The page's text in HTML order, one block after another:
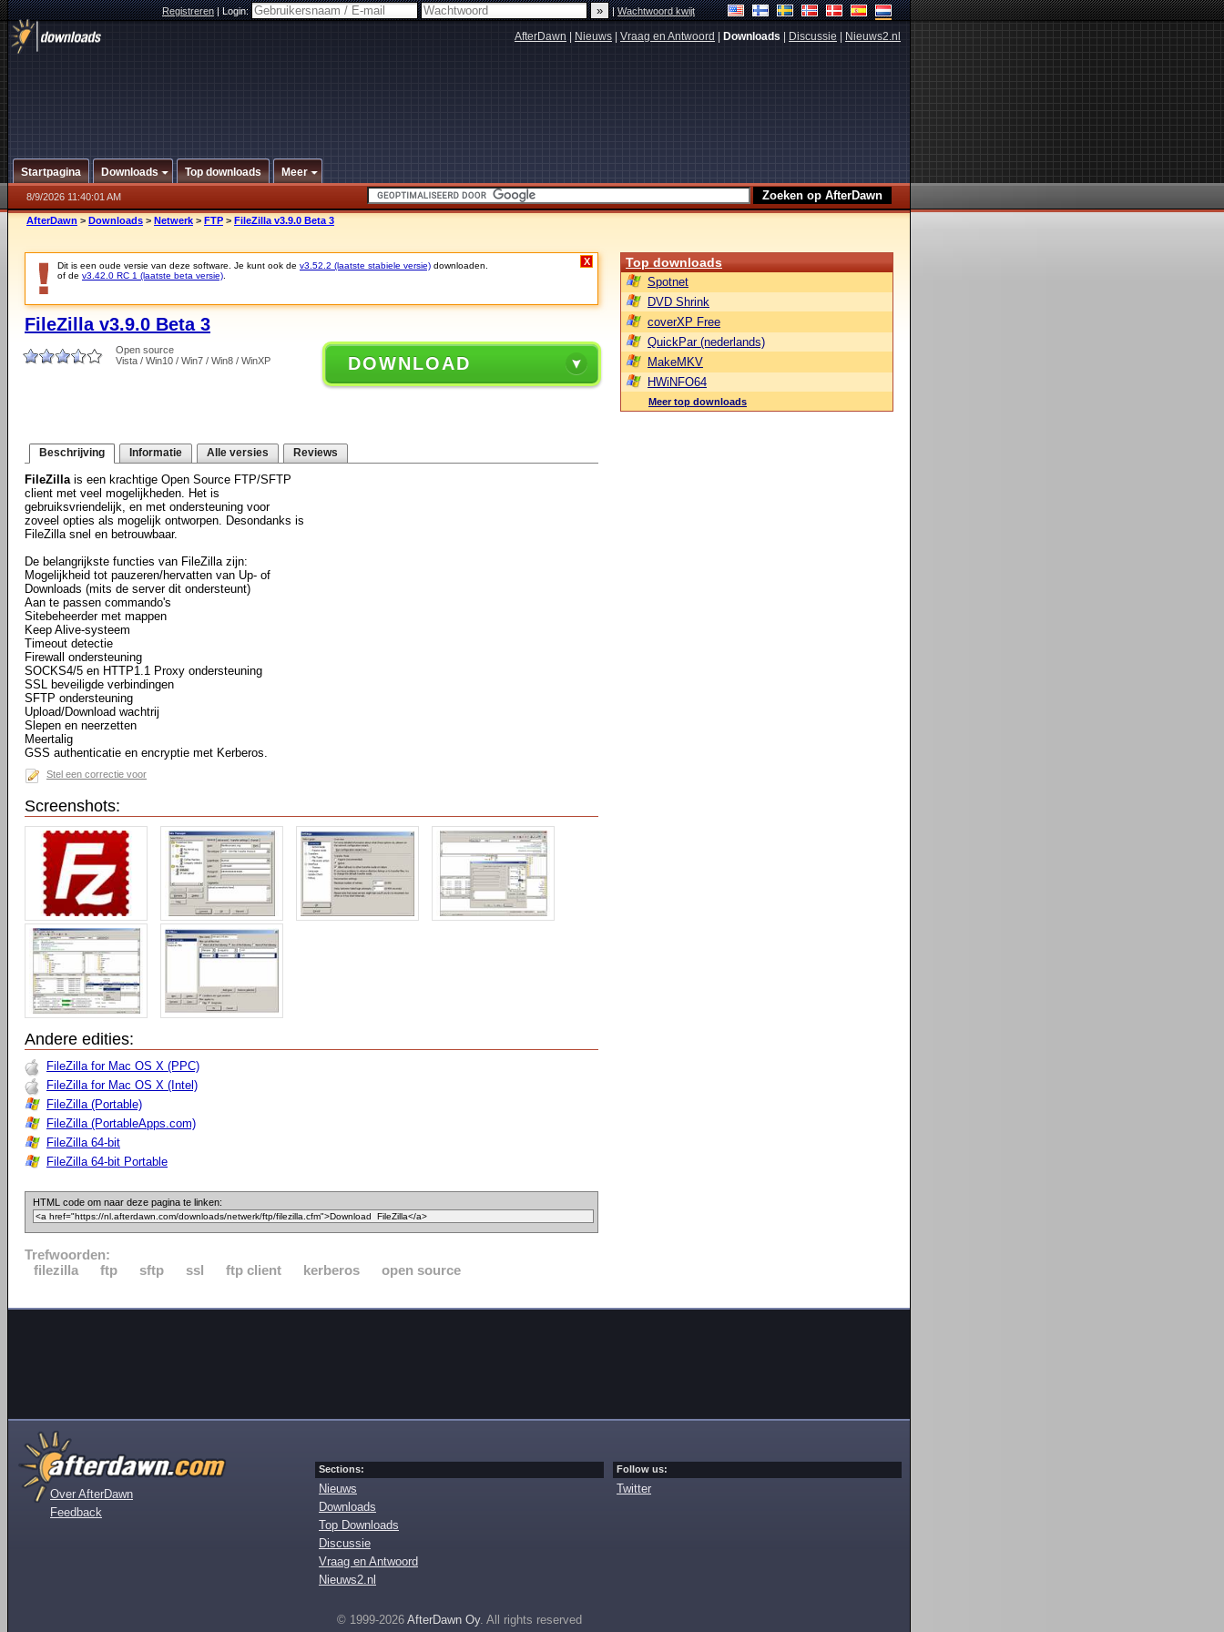
Registreren|Login: |Wachtwoord kwijt
AfterDawn Nieuws Vraag en Antwoord Downloads Discussie Nieuws2.nl
Startpagina Downloads Top downloads Meer
8/9/2026 11:40:01 AM
AfterDawn > Downloads > Netwerk > FTP > FileZilla v3.9.0 Beta 3
Dit is een oude versie van deze software. Je kunt ook de v3.52.2 (laatste stabiele versie) downloaden.
of de v3.42.0 RC 1 (laatste beta versie)
X
FileZilla v3.9.0 Beta 3
Open source
Vista / Win10 / Win7 / Win8 / WinXP
DOWNLOAD
Beschrijving Informatie Alle versies Reviews
FileZillais een krachtige Open Source FTP/SFTP
client met veel mogelijkheden. Het is
gebruiksvriendelijk, en met ondersteuning voor
zoveel opties als mogelijk ontworpen. Desondanks is
FileZilla snel en betrouwbaar.
De belangrijkste functies van FileZilla zijn:
Mogelijkheid tot pauzeren/hervatten van Up- of
Downloads (mits de server dit ondersteunt)
Aan te passen commando's
Sitebeheerder met mappen
Keep Alive-systeem
Timeout detectie
Firewall ondersteuning
SOCKS4/5 en HTTP1.1 Proxy ondersteuning
SSL beveiligde verbindingen
SFTP ondersteuning
Upload/Download wachtrij
Slepen en neerzetten
Meertalig
GSS authenticatie en encryptie met Kerberos.
Stel een correctie voor
Screenshots:
Andere edities:
FileZilla for Mac OS X (PPC)
FileZilla for Mac OS X (Intel)
FileZilla (Portable)
FileZilla (PortableApps.com)
FileZilla 64-bit
FileZilla 64-bit Portable
HTML code om naar deze pagina te linken:
Trefwoorden:
filezilla
ftp sftp ssl ftp client kerberos open source
Top downloads
Spotnet
DVD Shrink
coverXP Free
QuickPar (nederlands)
MakeMKV
HWiNFO64
Meer top downloads
Over AfterDawn
Feedback
Sections:
Nieuws
Downloads
Top Downloads
Discussie
Vraag en Antwoord
Nieuws2.nl
Follow us:
Twitter
© 1999-2026 AfterDawn Oy. All rights reserved